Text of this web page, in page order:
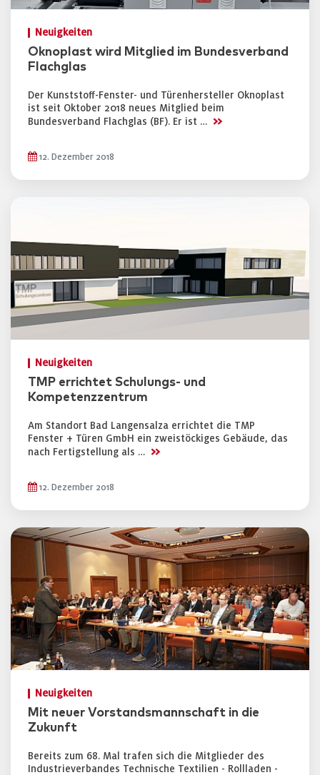
Neuigkeiten
Oknoplast wird Mitglied im Bundesverband
Flachglas
Der Kunststoff-Fenster- und Türenhersteller Oknoplast
ist seit Oktober 2018 neues Mitglied beim
Bundesverband Flachglas (BF). Er ist … >>
12. Dezember 2018
Neuigkeiten
TMP errichtet Schulungs- und
Kompetenzzentrum
Am Standort Bad Langensalza errichtet die TMP
Fenster + Türen GmbH ein zweistöckiges Gebäude, das
nach Fertigstellung als … >>
12. Dezember 2018
Neuigkeiten
Mit neuer Vorstandsmannschaft in die
Zukunft
Bereits zum 68. Mal trafen sich die Mitglieder des
Industrieverbandes Technische Textilien - Rollladen -